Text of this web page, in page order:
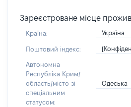
Зареєстроване місце
Країна: Україна
Поштовий індекс:
Автономна
Республіка Крим/
область/місто зі
спеціальним
статусом:
Одеська